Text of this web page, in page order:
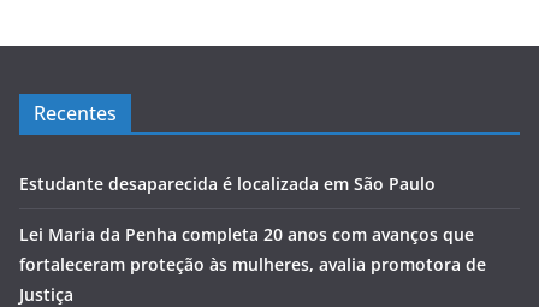
Recentes
Estudante desaparecida é localizada em São Paulo
Lei Maria da Penha completa 20 anos com avanços que
fortaleceram proteção às mulheres, avalia promotora de
Justiça